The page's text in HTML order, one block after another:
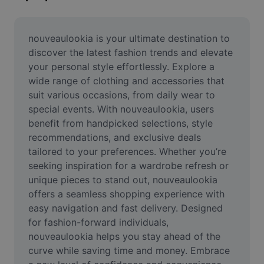
Fusion d'images
Outil d'amélioration d'images
Redimensionner une image
Éditeur de photos en ligne
Générateur de mèmes
AI Text Remover
AI People Remover
AI Inpainting
Face Cutout
nouveaulookia is your ultimate destination to
discover the latest fashion trends and elevate
your personal style effortlessly. Explore a
wide range of clothing and accessories that
suit various occasions, from daily wear to
special events. With nouveaulookia, users
benefit from handpicked selections, style
recommendations, and exclusive deals
tailored to your preferences. Whether you’re
seeking inspiration for a wardrobe refresh or
unique pieces to stand out, nouveaulookia
offers a seamless shopping experience with
easy navigation and fast delivery. Designed
for fashion-forward individuals,
nouveaulookia helps you stay ahead of the
curve while saving time and money. Embrace